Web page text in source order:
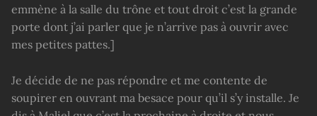
emmène à la salle du trône et tout droit c’est la grande
porte dont j’ai parler que je n’arrive pas à ouvrir avec
mes petites pattes.]
Je décide de ne pas répondre et me contente de
soupirer en ouvrant ma besace pour qu’il s’y installe. Je